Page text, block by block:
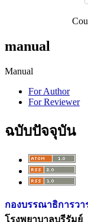
manual
Manual
For Author
For Reviewer
ฉบับปัจจุบัน
กองบรรณาธิการว
โรงพยาบาลบุรีรัมย์